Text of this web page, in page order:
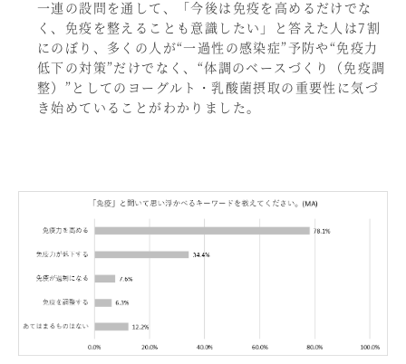
一連の設問を通して、「今後は免疫を高めるだけでな
く、免疫を整えることも意識したい」と答えた人は7割
にのぼり、多くの人が“一過性の感染症”予防や“免疫力
低下の対策”だけでなく、“体調のベースづくり（免疫調
整）”としてのヨーグルト・乳酸菌摂取の重要性に気づ
き始めていることがわかりました。